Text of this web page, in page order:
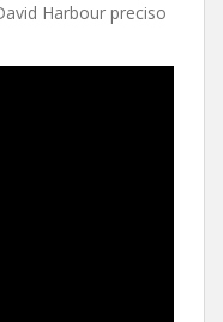
Harbour preciso